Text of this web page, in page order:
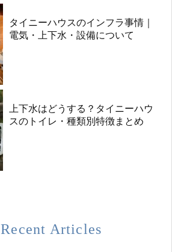
タイニーハウスのインフラ事情｜
電気・上下水・設備について
上下水はどうする？タイニーハウ
スのトイレ・種類別特徴まとめ
Recent Articles